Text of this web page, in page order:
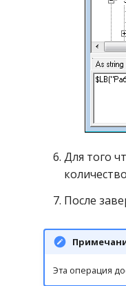
Для того
После
Эта операция